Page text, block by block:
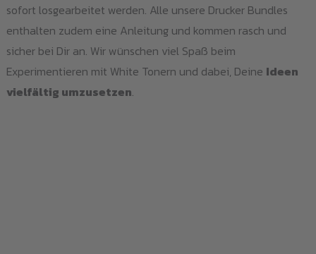
sofort losgearbeitet werden. Alle unsere Drucker Bundles
enthalten zudem eine Anleitung und kommen rasch und
sicher bei Dir an. Wir wünschen viel Spaß beim
Experimentieren mit White Tonern und dabei, Deine Ideen
vielfältig umzusetzen.